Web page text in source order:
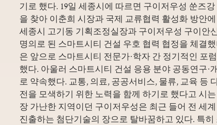
기로 했다. 19일 세종시에 따르면 구이저우성 쑨즈
을 찾아 이춘희 시장과 국제 교류협력 활성화 방안
세종시 고기동 기획조정실장과 구이저우성 구이안
명의로 된 스마트시티 건설 우호 협력 협정을 체결
은 앞으로 스마트시티 전문가·학자 간 정기적인 포
했다. 아울러 스마트시티 건설 응용 분야 공동연구·
로 약속했다. 교통, 의료, 공공서비스, 물류, 교육 등
전을 모색하기 위한 노력을 함께 하기로 했다고 시
장 가난한 지역이던 구이저우성은 최근 들어 전 세
진출하는 첨단기술의 장으로 탈바꿈하고 있다. 특